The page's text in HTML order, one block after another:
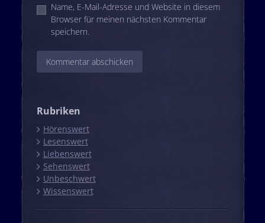
Name, E-Mail-Adresse und Website in diesem
Browser für meinen nächsten Kommentar
speichern.
Rubriken
Hörenswert
Lesenswert
Liebenswert
Sehenswert
Unbeschwert
Wissenswert